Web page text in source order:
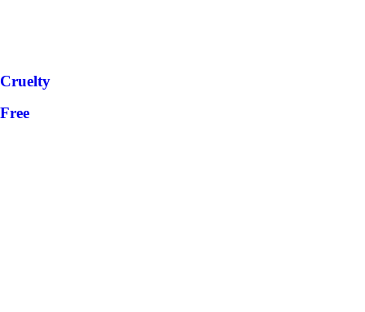
Cruelty
Free